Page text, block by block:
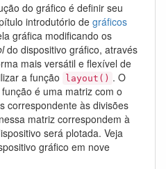
do gráfico é definir seu
introdutório de gráficos
gráfica modificando os
do dispositivo gráfico, através
mais versátil e flexível de
a função
layout() . O
é uma matriz com o
correspondente às divisões
matriz correspondem à
será plotada. Veja
gráfico em nove